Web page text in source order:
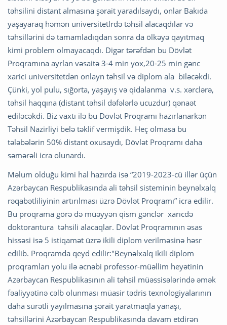
təhsilini distant almasına şərait yaradılsaydı, onlar Bakıda
yaşayaraq həmən universitetlrdə təhsil alacaqdılar və
təhsillərini də tamamladıqdan sonra da ölkəyə qayıtmaq
kimi problem olmayacaqdı. Digər tərəfdən bu Dövlət
Proqramına ayrlan vəsaitə 3-4 min yox,20-25 min gənc
xarici universitetdən onlayn təhsil və diplom ala biləcəkdi.
Çünki, yol pulu, sığorta, yaşayış və qidalanma v.s. xərclərə,
təhsil haqqına (distant təhsil dəfələrlə ucuzdur) qənaət
ediləcəkdi. Biz vaxtı ilə bu Dövlət Proqramı hazırlanarkən
Təhsil Nazirliyi belə təklif vermişdik. Heç olmasa bu
tələbələrin 50% distant oxusaydı, Dövlət Proqramı daha
səmərəli icra olunardı.
Məlum olduğu kimi hal hazırda isə “2019-2023-cü illər üçün
Azərbaycan Respublikasında ali təhsil sisteminin beynəlxalq
rəqabətliliyinin artırılması üzrə Dövlət Proqramı” icra edilir.
Bu proqrama görə də müəyyən qism gənclər xarıcdə
doktorantura təhsili alacaqlar. Dövlət Proqramının əsas
hissəsi isə 5 istiqamət üzrə ikili diplom verilməsinə həsr
edilib. Proqramda qeyd edilir:"Beynəlxalq ikili diplom
proqramları yolu ilə əcnəbi professor-müəllim heyətinin
Azərbaycan Respublikasının ali təhsil müəssisələrində əmək
fəaliyyətinə cəlb olunması müasir tədris texnologiyalarının
daha sürətli yayılmasına şərait yaratmaqla yanaşı,
təhsillərini Azərbaycan Respublikasında davam etdirən